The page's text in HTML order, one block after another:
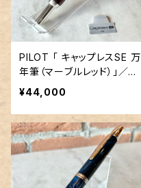
PILOT 「 キャップレスSE 万
年筆（マーブルレッド）」／字
幅F／18金ペン先
¥44,000